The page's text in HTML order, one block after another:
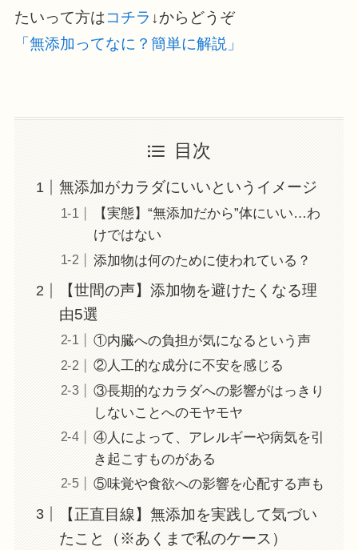
たいって方はコチラ ↓からどうぞ
「無添加ってなに？簡単に解説」
目次
無添加がカラダにいいというイメージ
【実態】“無添加だから”体にいい…わ
けではない
添加物は何のために使われている？
【世間の声】添加物を避けたくなる理
由5選
①内臓への負担が気になるという声
②人工的な成分に不安を感じる
③長期的なカラダへの影響がはっきり
しないことへのモヤモヤ
④人によって、アレルギーや病気を引
き起こすものがある
⑤味覚や食欲への影響を心配する声も
【正直目線】無添加を実践して気づい
たこと（※あくまで私のケース）